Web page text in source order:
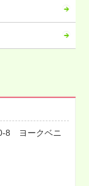
8 ヨークベニ